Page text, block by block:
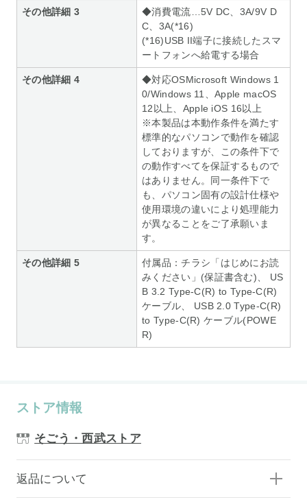
その他詳細 3
◆消費電流…5V DC、3A/9V D
C、3A(*16)
(*16)USB II端子に接続したスマ
ートフォンへ給電する場合
その他詳細 4
◆対応OSMicrosoft Windows 1
0/Windows 11、Apple macOS
12以上、Apple iOS 16以上
※本製品は本動作条件を満たす
標準的なパソコンで動作を確認
しておりますが、この条件下で
の動作すべてを保証するもので
はありません。同一条件下で
も、パソコン固有の設計仕様や
使用環境の違いにより処理能力
が異なることをご了承願いま
す。
その他詳細 5
付属品：チラシ「はじめにお読
みください」(保証書含む)、 US
B 3.2 Type-C(R) to Type-C(R)
ケーブル、 USB 2.0 Type-C(R)
to Type-C(R) ケーブル(POWE
R)
ストア情報
そごう・西武ストア
返品について